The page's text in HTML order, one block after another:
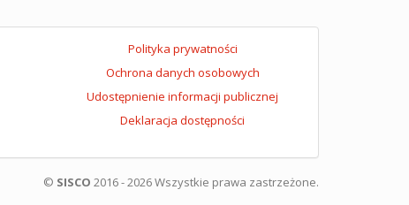
Polityka prywatności
Ochrona danych osobowych
Udostępnienie informacji publicznej
Deklaracja dostępności
© SISCO 2016 - 2026 Wszystkie prawa zastrzeżone.